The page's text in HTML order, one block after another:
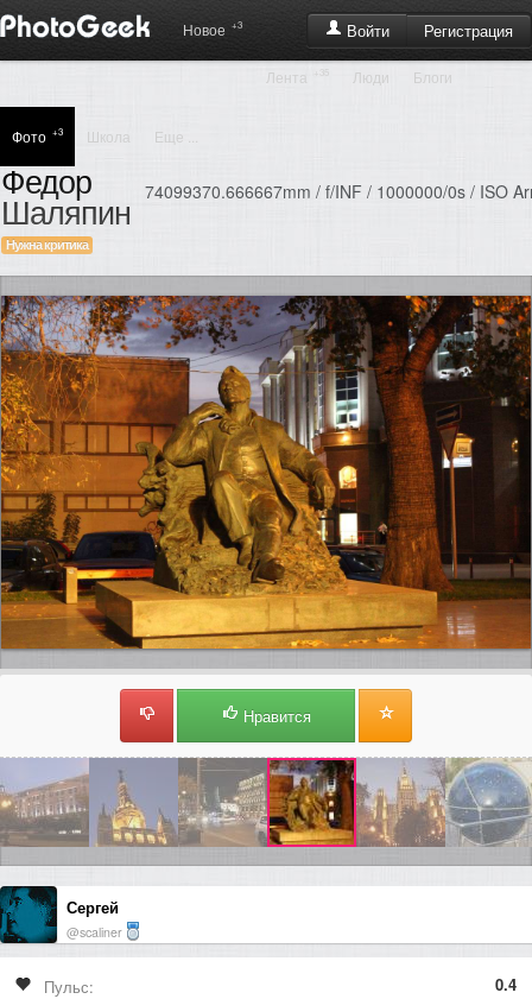
Войти Регистрация
Новое +3
Лента Люди Блоги
Фото +3 Школа Еще ...
Федор
Шаляпин
Нужна критика
74099370.666667mm / f/INF / 1000000/0s / ISO
Нравится
Сергей
@scaliner
Пульс:
0.4